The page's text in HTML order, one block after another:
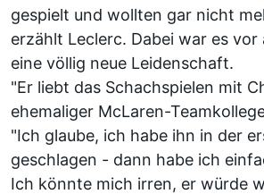
gespielt und wollten gar nicht
erzählt Leclerc. Dabei war es vor
eine völlig neue Leidenschaft.
"Er liebt das Schachspielen mit
ehemaliger McLaren-
"Ich glaube, ich habe ihn in der
geschlagen - dann habe ich
Ich könnte mich irren, er würde